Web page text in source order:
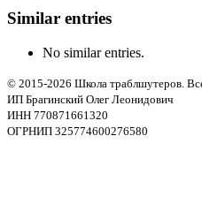
Similar entries
No similar entries.
© 2015-2026 Школа траблшутеров.
ИП Брагинский Олег Леонидович
ИНН 770871661320
ОГРНИП 325774600276580